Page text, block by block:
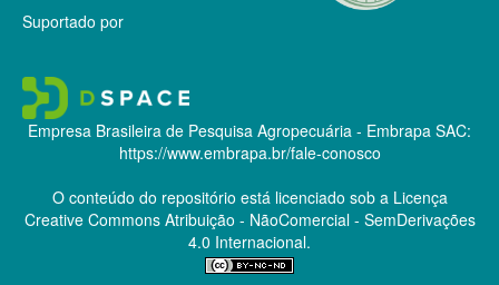
Suportado por
Empresa Brasileira de Pesquisa Agropecuária - Embrapa SAC:
https://www.embrapa.br/fale-conosco
O conteúdo do repositório está licenciado sob a Licença
Creative CommonsAtribuição - NãoComercial - SemDerivações
4.0 Internacional.